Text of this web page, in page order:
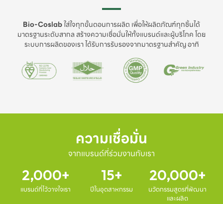
Bio-Coslabใส่ใจทุกขั้นตอนการผลิต เพื่อให้ผลิตภัณฑ์ทุกชิ้นได้
มาตรฐานระดับสากล สร้างความเชื่อมั่นให้ทั้งแบรนด์และผู้บริโภค โดย
ระบบการผลิตของเรา ได้รับการรับรองจากมาตรฐานสำคัญ อาทิ
ความเชื่อมั่น
จากแบรนด์ที่ร่วมงานกับเรา
2,000
แบรนด์ที่ไว้วางใจเรา
15
ปีในอุตสาหกรรม
20,000
นวัตกรรมสูตรที่พัฒนา
และผลิต